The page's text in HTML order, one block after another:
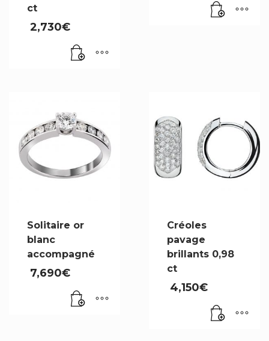
ct
2,730€
Solitaire or
blanc
accompagné
7,690€
Créoles
pavage
brillants 0,98
ct
4,150€